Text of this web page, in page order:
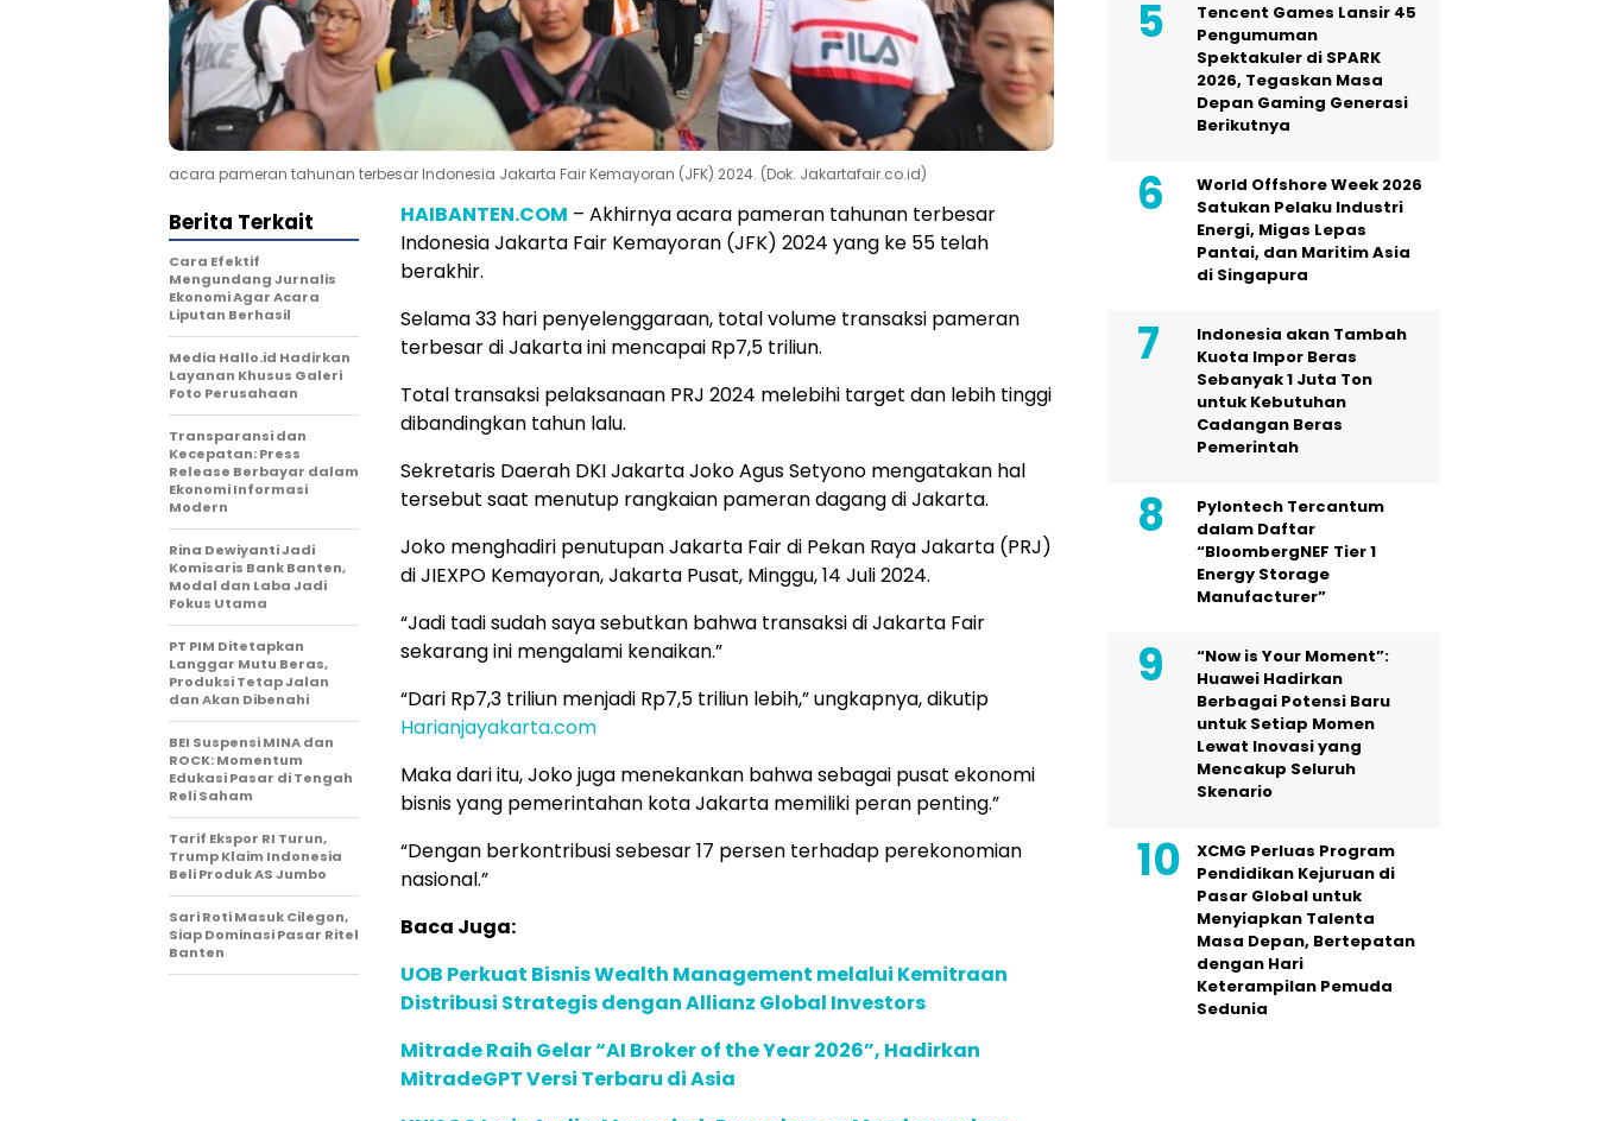
acara pameran tahunan terbesar Indonesia Jakarta Fair Kemayoran (JFK) 2024. (Dok. Jakartafair.co.id)
HAIBANTEN.COM – Akhirnya acara pameran tahunan terbesar
Indonesia Jakarta Fair Kemayoran (JFK) 2024 yang ke 55 telah
berakhir.
Selama 33 hari penyelenggaraan, total volume transaksi pameran
terbesar di Jakarta ini mencapai Rp7,5 triliun.
Total transaksi pelaksanaan PRJ 2024 melebihi target dan lebih tinggi
dibandingkan tahun lalu.
Sekretaris Daerah DKI Jakarta Joko Agus Setyono mengatakan hal
tersebut saat menutup rangkaian pameran dagang di Jakarta.
Joko menghadiri penutupan Jakarta Fair di Pekan Raya Jakarta (PRJ)
di JIEXPO Kemayoran, Jakarta Pusat, Minggu, 14 Juli 2024.
“Jadi tadi sudah saya sebutkan bahwa transaksi di Jakarta Fair
sekarang ini mengalami kenaikan.”
“Dari Rp7,3 triliun menjadi Rp7,5 triliun lebih,” ungkapnya, dikutip
Harianjayakarta.com
Maka dari itu, Joko juga menekankan bahwa sebagai pusat ekonomi
bisnis yang pemerintahan kota Jakarta memiliki peran penting.”
“Dengan berkontribusi sebesar 17 persen terhadap perekonomian
nasional.”
Baca Juga:
UOB Perkuat Bisnis Wealth Management melalui Kemitraan
Distribusi Strategis dengan Allianz Global Investors
Mitrade Raih Gelar “AI Broker of the Year 2026”, Hadirkan
MitradeGPT Versi Terbaru di Asia
Berita Terkait
Cara Efektif
Mengundang Jurnalis
Ekonomi Agar Acara
Liputan Berhasil
Media Hallo.id Hadirkan
Layanan Khusus Galeri
Foto Perusahaan
Transparansi dan
Kecepatan: Press
Release Berbayar dalam
Ekonomi Informasi
Modern
Rina Dewiyanti Jadi
Komisaris Bank Banten,
Modal dan Laba Jadi
Fokus Utama
PT PIM Ditetapkan
Langgar Mutu Beras,
Produksi Tetap Jalan
dan Akan Dibenahi
BEI Suspensi MINA dan
ROCK: Momentum
Edukasi Pasar di Tengah
Reli Saham
Tarif Ekspor RI Turun,
Trump Klaim Indonesia
Beli Produk AS Jumbo
Sari Roti Masuk Cilegon,
Siap Dominasi Pasar Ritel
Banten
Tencent Games Lansir 45
Pengumuman
Spektakuler di SPARK
2026, Tegaskan Masa
Depan Gaming Generasi
Berikutnya
World Offshore Week 2026
Satukan Pelaku Industri
Energi, Migas Lepas
Pantai, dan Maritim Asia
di Singapura
Indonesia akan Tambah
Kuota Impor Beras
Sebanyak 1 Juta Ton
untuk Kebutuhan
Cadangan Beras
Pemerintah
Pylontech Tercantum
dalam Daftar
“BloombergNEF Tier 1
Energy Storage
Manufacturer”
“Now is Your Moment”:
Huawei Hadirkan
Berbagai Potensi Baru
untuk Setiap Momen
Lewat Inovasi yang
Mencakup Seluruh
Skenario
XCMG Perluas Program
Pendidikan Kejuruan di
Pasar Global untuk
Menyiapkan Talenta
Masa Depan, Bertepatan
dengan Hari
Keterampilan Pemuda
Sedunia